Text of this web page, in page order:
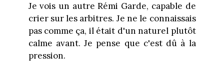
Je vois un autre Rémi Garde, capable de
crier sur les arbitres. Je ne le connaissais
pas comme ça, il était d'un naturel plutôt
calme avant. Je pense que c'est dû à la
pression.